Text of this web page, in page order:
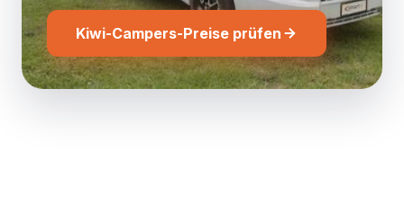
Kiwi-Campers-Preise prüfen